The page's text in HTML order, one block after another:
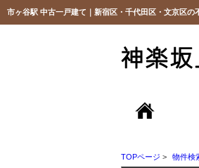
市ヶ谷駅 中古一戸建て｜新宿区・千代田区・文京区の
TOPページ > 物件検